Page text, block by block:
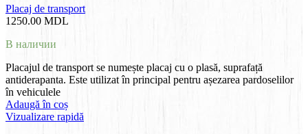
Placaj de transport
1250.00 MDL
В наличии
Placajul de transport se numește placaj cu o plasă, suprafață
antiderapanta. Este utilizat în principal pentru așezarea pardoselilor
în vehiculele
Adaugă în coș
Vizualizare rapidă